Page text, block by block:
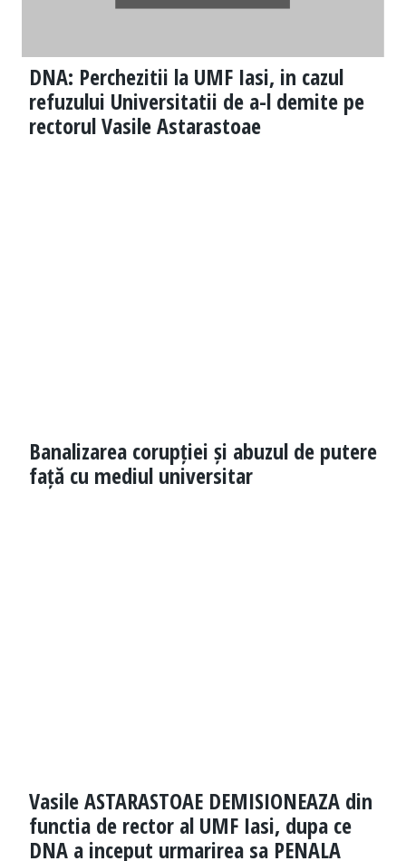
DNA: Perchezitii la UMF Iasi, in cazul
refuzului Universitatii de a-l demite pe
rectorul Vasile Astarastoae
Banalizarea corupției și abuzul de putere
față cu mediul universitar
Vasile ASTARASTOAE DEMISIONEAZA din
functia de rector al UMF Iasi, dupa ce
DNA a inceput urmarirea sa PENALA